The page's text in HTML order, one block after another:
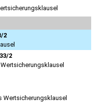
2
2
Wertsicherungsklausel